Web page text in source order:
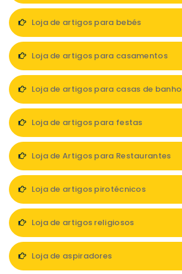
Loja de artigos para bebés
Loja de artigos para casamentos
Loja de artigos para casas de banho
Loja de artigos para festas
Loja de Artigos para Restaurantes
Loja de artigos pirotécnicos
Loja de artigos religiosos
Loja de aspiradores